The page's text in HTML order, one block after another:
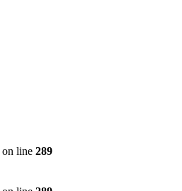
on line 289